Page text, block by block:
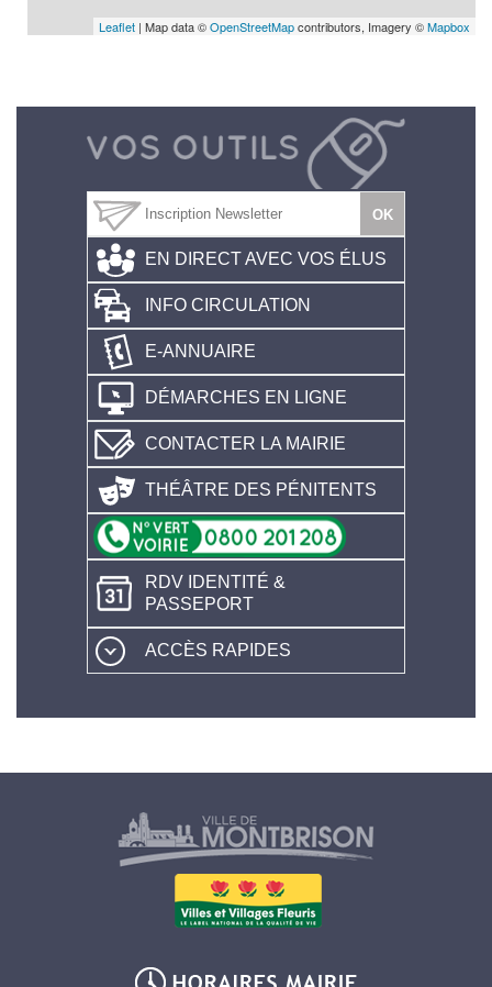
Leaflet | Map data ©OpenStreetMapcontributors, Imagery ©Mapbox
EN DIRECT AVEC VOS ÉLUS
INFO CIRCULATION
E-ANNUAIRE
DÉMARCHES EN LIGNE
CONTACTER LA MAIRIE
THÉÂTRE DES PÉNITENTS
RDV IDENTITÉ &
PASSEPORT
ACCÈS RAPIDES